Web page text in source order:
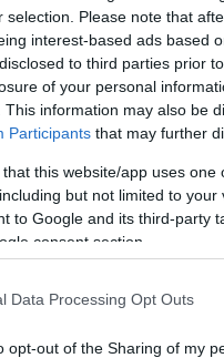
selection. Please note that
interest-based ads based
to third parties prior
of your personal
This information may also be
Participants that may further
that this website/app uses
but not limited to
to Google and its third-party
consent section.
Data Processing Opt Outs
opt-out of the Sharing of my
élet
és
bizottságok
A felálló új
javaslattevő és